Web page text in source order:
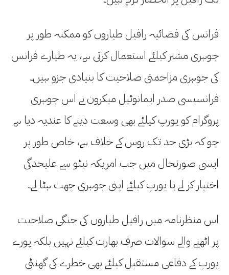
فرانس کی فضائیہ رافیل طیاروں کو ممکنہ طور پر
جوہری مشنز کیلئے استعمال کرتی ہے، یہ طیارے فرانس
کی جوہری مزاحمتی صلاحیت کا بنیادی جزو ہیں۔
فرانسیسی صدر ایمانوئیل میکرون نے اس جوہری
پروگرام کو یورپ کیلئے بھی وسعت دینے کا عندیہ دیا ہے
جو کہ بڑی حد تک روس کے خلاف ہے، خاص طور پر
ایسی صورتحال میں جب امریکہ نیٹو سے علیحدگی
اختیار کر لے یا یورپ کیلئے اپنی جوہری چھت ہٹا لے۔
اس منظرنامہ میں رافیل طیاروں کی جنگی صلاحیت
پر اٹھنے والے سوالات صرف بھارت کیلئے نہیں بلکہ پورے
یورپ کے دفاعی مستقبل کیلئے بھی خطرے کی گھنٹی